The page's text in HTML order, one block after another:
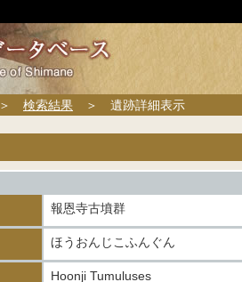
検索結果 ＞ 遺跡詳細表示
報恩寺古墳群
ほうおんじこふんぐん
Hoonji Tumuluses